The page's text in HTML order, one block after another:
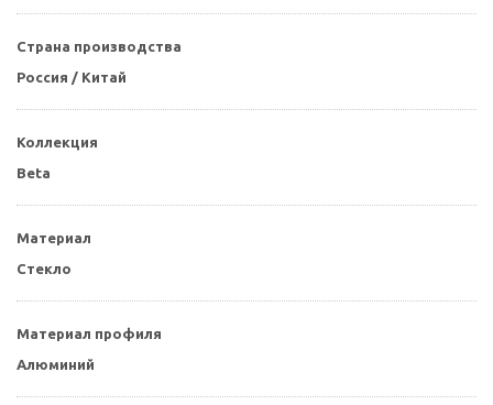
Страна производства
Россия / Китай
Коллекция
Beta
Материал
Стекло
Материал профиля
Алюминий